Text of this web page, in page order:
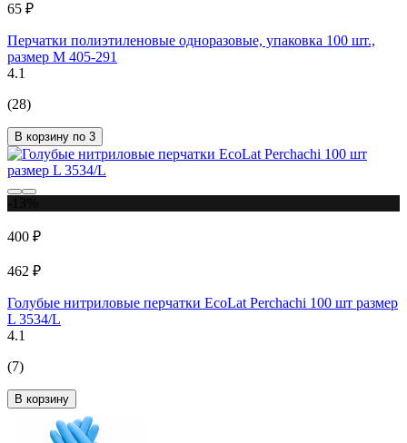
65 ₽
Перчатки полиэтиленовые одноразовые, упаковка 100 шт.,
размер М 405-291
4.1
(28)
В корзину по 3
400 ₽
462 ₽
Голубые нитриловые перчатки EcoLat Perchachi 100 шт размер
L 3534/L
4.1
(7)
В корзину